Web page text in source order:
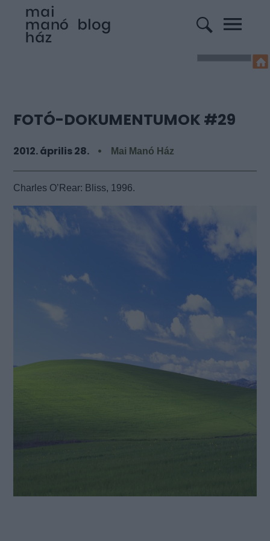
FOTÓ-DOKUMENTUMOK #29
2012. április 28. Mai Manó Ház
Charles O’Rear: Bliss, 1996.